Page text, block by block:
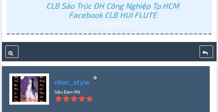
CLB Sáo Trúc ĐH Công Nghiệp Tp.HCM
Facebook CLB HUI FLUTE
cây cảnh mini
nhoc_style
Siêu Đam Mê